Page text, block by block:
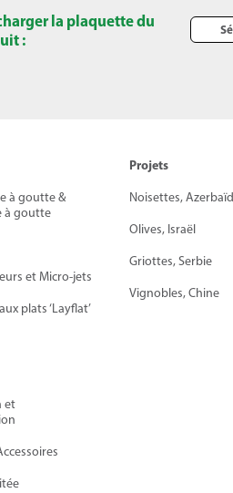
la plaquette du
:
à goutte &
à goutte
et Micro-jets
plats ‘Layflat’
et
Projets
Noisettes,
Olives, Israël
Griottes, Serbie
Vignobles, Chine